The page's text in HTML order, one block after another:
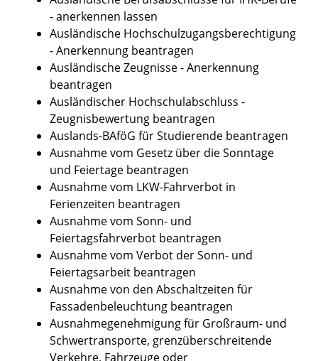
- anerkennen lassen
Ausländische Hochschulzugangsberechtigung
- Anerkennung beantragen
Ausländische Zeugnisse - Anerkennung
beantragen
Ausländischer Hochschulabschluss -
Zeugnisbewertung beantragen
Auslands-BAföG für Studierende beantragen
Ausnahme vom Gesetz über die Sonntage
und Feiertage beantragen
Ausnahme vom LKW-Fahrverbot in
Ferienzeiten beantragen
Ausnahme vom Sonn- und
Feiertagsfahrverbot beantragen
Ausnahme vom Verbot der Sonn- und
Feiertagsarbeit beantragen
Ausnahme von den Abschaltzeiten für
Fassadenbeleuchtung beantragen
Ausnahmegenehmigung für Großraum- und
Schwertransporte, grenzüberschreitende
Verkehre, Fahrzeuge oder